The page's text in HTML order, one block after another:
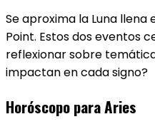
Se aproxima la Luna llena
Point. Estos dos eventos
reflexionar sobre
impactan en cada signo?
Horóscopo para Aries